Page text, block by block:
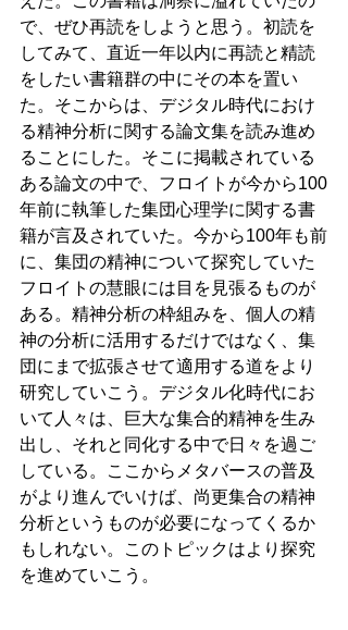
で、ぜひ再読をしようと思う。初読を
してみて、直近一年以内に再読と精読
をしたい書籍群の中にその本を置い
た。そこからは、デジタル時代におけ
る精神分析に関する論文集を読み進め
ることにした。そこに掲載されている
ある論文の中で、フロイトが今から100
年前に執筆した集団心理学に関する書
籍が言及されていた。今から100年も前
に、集団の精神について探究していた
フロイトの慧眼には目を見張るものが
ある。精神分析の枠組みを、個人の精
神の分析に活用するだけではなく、集
団にまで拡張させて適用する道をより
研究していこう。デジタル化時代にお
いて人々は、巨大な集合的精神を生み
出し、それと同化する中で日々を過ご
している。ここからメタバースの普及
がより進んでいけば、尚更集合の精神
分析というものが必要になってくるか
もしれない。このトピックはより探究
を進めていこう。